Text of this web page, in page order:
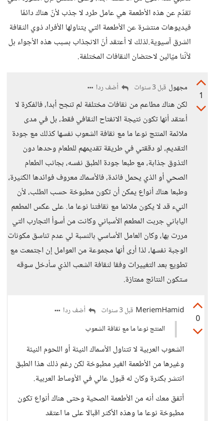
تقدّم عن هذه الأطعمة هي عامل طرد لا جذب لأنّ هناك دائمًا
فيديوهات منتشرة عن الأطعمة التي يتناولها الأفراد ذوي الثقافة
الشرق آسيوية.لذلك لا أعتقد أنّ الانجذاب بسبب هذه الأجواء بل
لأنّنا ميّالين لاحتضان الثقافات المختلفة.
1
مجهول قبل 3 سنوات أضف ردا
لكن هناك مطاعم من ثقافات مختلفة لم تنجح أبدا، فالفكرة لا
أعتقد أنها تكون نتيجة الانفتاح الثقافي فقط، بل في مدى
ملائمة المنتج نوعا ما مع ثقافة الشعوب نفسها كذلك مع جودة
التقديم، لو دققتي في طريقة تقديمهم للطعام وحدها دون
التذوق جذابة، مع طبعا جودة الطبق نفسه، بجانب الطعام
الصحي أو الذي يحمل فائدة، فالأسماك معروف فوائدها الكثيرة،
وطبعا هناك أنواع يمكن أن تكون مطبوخة حسب الطلب، لأن
النيء قد لا يكون ملائما مع ثقافتنا نوعا ما. على عكس المطعم
الياباني جربت المطعم الأسباني وكانت من أسوأ التجارب التي
مررت بها، وكان العامل الأساسي بالنسبة لي عدم تناسق مكونات
الوجبة نفسها، لذا أرى أنها مجموعة من العوامل إن اجتمعت مع
تطويع بعد التغييرات وفقا لثقافة الشعب الذي سأدخل سوقه
ستكون النتائج ممتازة.
0
MeriemHamid قبل 3 سنوات
أضف ردا
المنتج نوعا ما مع ثقافة الشعوب
الشعوب العربية لا تتناول الأسماك النيئة أو اللحوم النيئة
وغيرها من الأطعمة الغير مطبوخة لكن رغم ذلك هذا الطبق
انتشر بكثرة وكان له قبول عالي في الأوساط العربية.
أتفق معك أنه من الأطعمة الصحية وحتى هناك أنواع تكون
مطبوخة نوعا ما وهذه الأكثر اقبالا على ما اعتقد